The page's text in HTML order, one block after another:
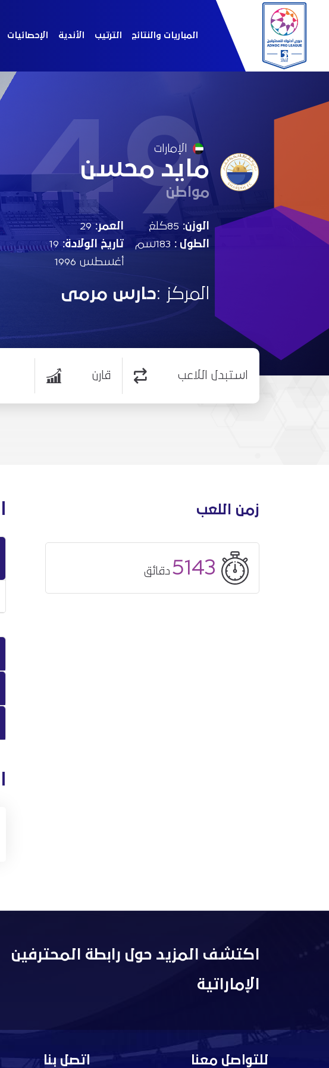
المباريات والنتائج الترتيب الأندية الإحصائيات
49
الإمارات
مايد محسن
مواطن
الوزن:
الطول :
العمر:29
تاريخ الولادة: 19
أغسطس 1996
المركز :حارس مرمى
استبدل اللاعب قارن
زمن اللعب
5143 دقائق
اكتشف المزيد حول رابطة المحترفين
الإماراتية
للتواصل معنا اتصل بنا